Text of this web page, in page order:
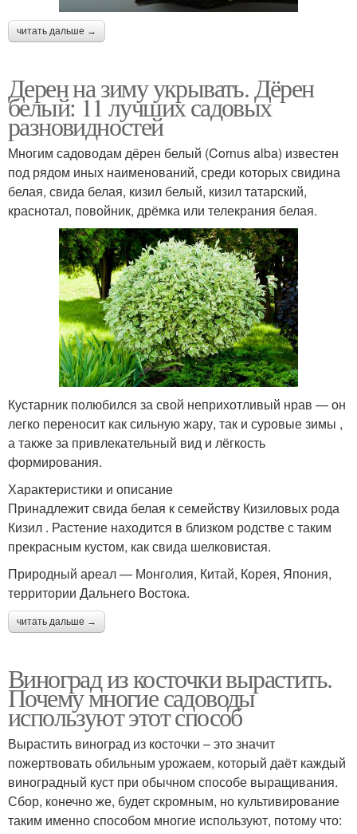
читать дальше →
Дерен на зиму укрывать. Дёрен
белый: 11 лучших садовых
разновидностей
Многим садоводам дёрен белый (Cornus alba) известен
под рядом иных наименований, среди которых свидина
белая, свида белая, кизил белый, кизил татарский,
краснотал, повойник, дрёмка или телекрания белая.
Кустарник полюбился за свой неприхотливый нрав — он
легко переносит как сильную жару, так и суровые зимы ,
а также за привлекательный вид и лёгкость
формирования.
Характеристики и описание
Принадлежит свида белая к семейству Кизиловых рода
Кизил . Растение находится в близком родстве с таким
прекрасным кустом, как свида шелковистая.
Природный ареал — Монголия, Китай, Корея, Япония,
территории Дальнего Востока.
читать дальше →
Виноград из косточки вырастить.
Почему многие садоводы
используют этот способ
Вырастить виноград из косточки – это значит
пожертвовать обильным урожаем, который даёт каждый
виноградный куст при обычном способе выращивания.
Сбор, конечно же, будет скромным, но культивирование
таким именно способом многие используют, потому что: